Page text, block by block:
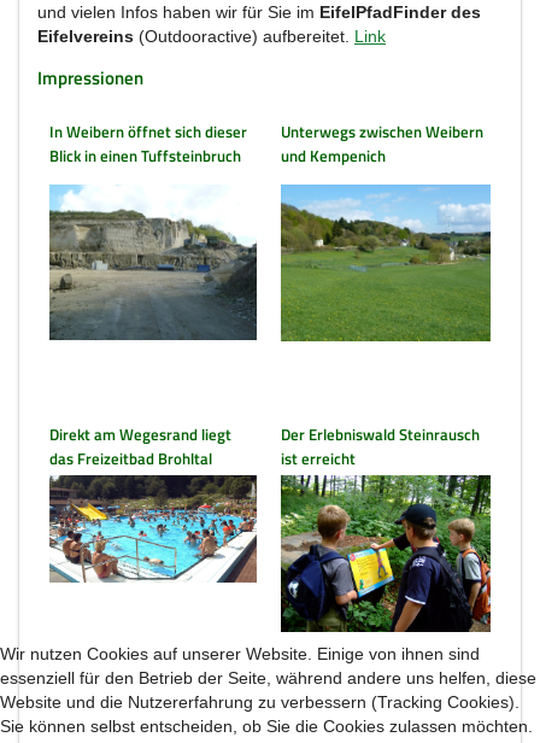
und vielen Infos haben wir für Sie im EifelPfadFinder des
Eifelvereins (Outdooractive) aufbereitet. Link
Impressionen
In Weibern öffnet sich dieser
Blick in einen Tuffsteinbruch
Unterwegs zwischen Weibern
und Kempenich
Direkt am Wegesrand liegt
das Freizeitbad Brohltal
Der Erlebniswald Steinrausch
ist erreicht
Wir nutzen Cookies auf unserer Website. Einige von ihnen sind
essenziell für den Betrieb der Seite, während andere uns helfen, diese
Website und die Nutzererfahrung zu verbessern (Tracking Cookies).
Sie können selbst entscheiden, ob Sie die Cookies zulassen möchten.